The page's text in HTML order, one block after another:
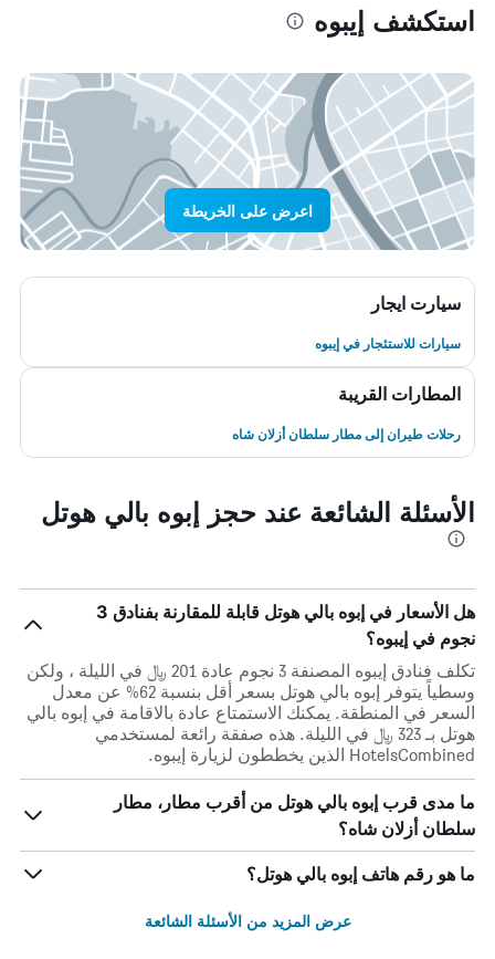
استكشف إيبوه
اعرض على الخريطة
سيارت ايجار
سيارات للاستئجار في إيبوه
المطارات القريبة
رحلات طيران إلى مطار سلطان أزلان شاه
الأسئلة الشائعة عند حجز إبوه بالي هوتل
هل الأسعار في إبوه بالي هوتل قابلة للمقارنة بفنادق 3
نجوم في إيبوه؟
تكلف فنادق إيبوه المصنفة 3 نجوم عادة 201 ﷼ في الليلة ، ولكن
وسطياً يتوفر إبوه بالي هوتل بسعر أقل بنسبة 62% عن معدل
السعر في المنطقة. يمكنك الاستمتاع عادة بالاقامة في إبوه بالي
هوتل بـ 323 ﷼ في الليلة. هذه صفقة رائعة لمستخدمي
HotelsCombined الذين يخططون لزيارة إيبوه.
ما مدى قرب إبوه بالي هوتل من أقرب مطار، مطار
سلطان أزلان شاه؟
ما هو رقم هاتف إبوه بالي هوتل؟
عرض المزيد من الأسئلة الشائعة